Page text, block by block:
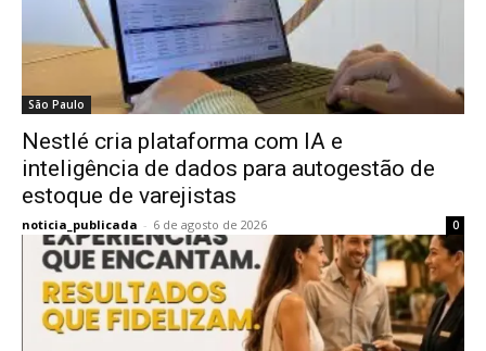
São Paulo
Nestlé cria plataforma com IA e
inteligência de dados para autogestão de
estoque de varejistas
noticia_publicada - 6 de agosto de 2026 0